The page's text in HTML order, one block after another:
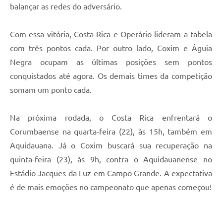
balançar as redes do adversário.
Com essa vitória, Costa Rica e Operário lideram a tabela
com três pontos cada. Por outro lado, Coxim e Águia
Negra ocupam as últimas posições sem pontos
conquistados até agora. Os demais times da competição
somam um ponto cada.
Na próxima rodada, o Costa Rica enfrentará o
Corumbaense na quarta-feira (22), às 15h, também em
Aquidauana. Já o Coxim buscará sua recuperação na
quinta-feira (23), às 9h, contra o Aquidauanense no
Estádio Jacques da Luz em Campo Grande. A expectativa
é de mais emoções no campeonato que apenas começou!